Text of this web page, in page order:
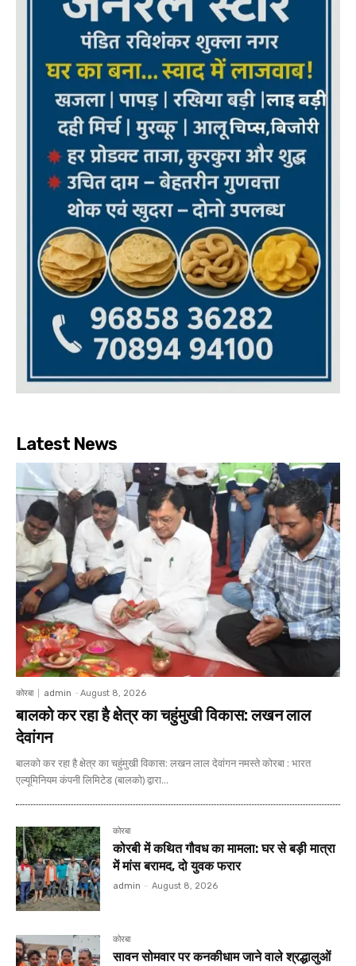
Latest News
कोरबा admin - August 8, 2026
बालको कर रहा है क्षेत्र का चहुंमुखी विकास: लखन लाल
देवांगन
बालको कर रहा है क्षेत्र का चहुंमुखी विकास: लखन लाल देवांगन नमस्ते कोरबा : भारत
एल्यूमिनियम कंपनी लिमिटेड (बालको) द्वारा...
कोरबा
कोरबी में कथित गौवध का मामला: घर से बड़ी मात्रा
में मांस बरामद, दो युवक फरार
admin - August 8, 2026
कोरबा
सावन सोमवार पर कनकीधाम जाने वाले श्रद्धालुओं